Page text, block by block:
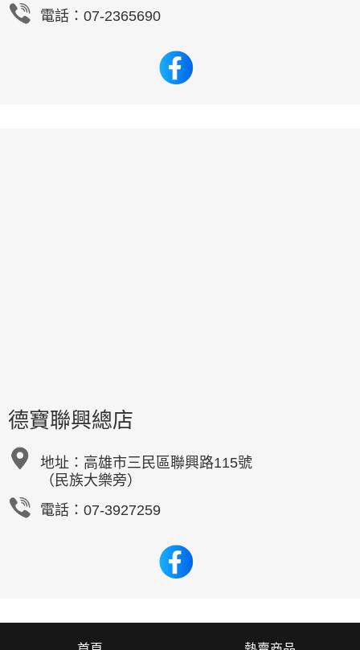
電話：07-2365690
德寶聯興總店
地址： 高雄市三民區聯興路115號
（民族大樂旁）
電話：07-3927259